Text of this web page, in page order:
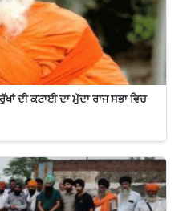
ਦੀ ਕਟਾਈ ਦਾ ਮੁੱਦਾ ਰਾਜ ਸਭਾ ਵਿਚ